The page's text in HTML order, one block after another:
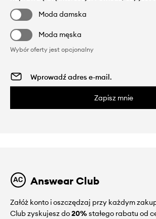
Moda damska
Moda męska
Wybór oferty jest opcjonalny
Zapisz mnie
Answear Club
Załóż konto i oszczędzaj przy każdym
Club zyskujesz do20%stałego rabatu od